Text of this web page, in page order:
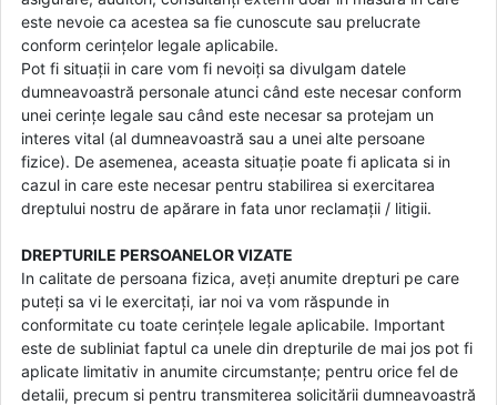
este nevoie ca acestea sa fie cunoscute sau prelucrate
conform cerințelor legale aplicabile.
Pot fi situații in care vom fi nevoiți sa divulgam datele
dumneavoastră personale atunci când este necesar conform
unei cerințe legale sau când este necesar sa protejam un
interes vital (al dumneavoastră sau a unei alte persoane
fizice). De asemenea, aceasta situație poate fi aplicata si in
cazul in care este necesar pentru stabilirea si exercitarea
dreptului nostru de apărare in fata unor reclamații / litigii.
DREPTURILE PERSOANELOR VIZATE
In calitate de persoana fizica, aveți anumite drepturi pe care
puteți sa vi le exercitați, iar noi va vom răspunde in
conformitate cu toate cerințele legale aplicabile. Important
este de subliniat faptul ca unele din drepturile de mai jos pot fi
aplicate limitativ in anumite circumstanțe; pentru orice fel de
detalii, precum si pentru transmiterea solicitării dumneavoastră